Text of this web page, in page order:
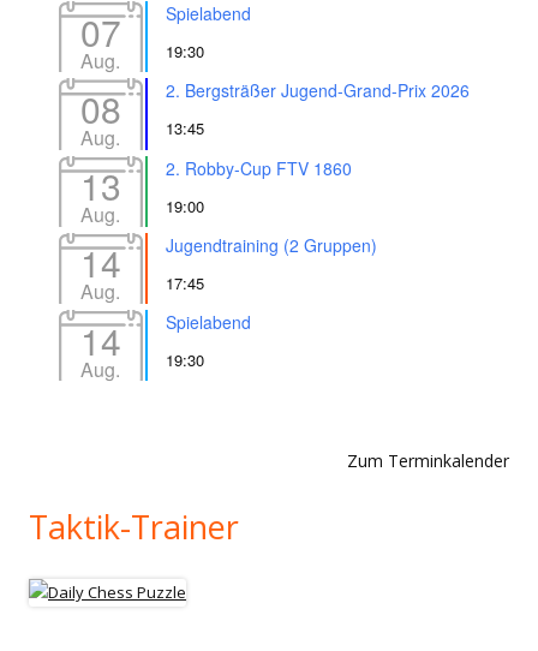
07
Aug.
Spielabend
19:30
08
Aug.
2. Bergsträßer Jugend-Grand-Prix 2026
13:45
13
Aug.
2. Robby-Cup FTV 1860
19:00
14
Aug.
Jugendtraining (2 Gruppen)
17:45
14
Aug.
Spielabend
19:30
Zum Terminkalender
Taktik-Trainer